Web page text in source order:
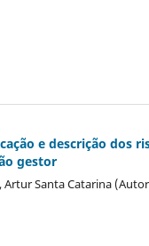
e descrição dos
gestor
Artur Santa Catarina